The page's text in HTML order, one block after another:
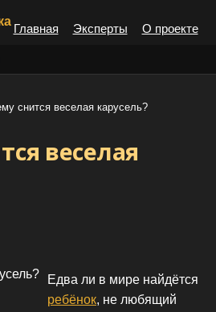
Главная Эксперты О проекте
снится веселая карусель?
веселая
Едва ли в мире найдётся
ребёнок, не любящий